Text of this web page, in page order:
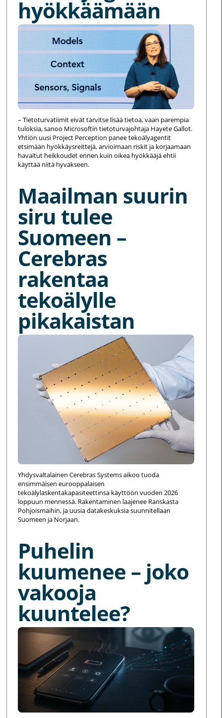
hyökkäämään
– Tietoturvatiimit eivät tarvitse lisää tietoa, vaan parempia
tuloksia, sanoo Microsoftin tietoturvajohtaja Hayete Gallot.
Yhtiön uusi Project Perception panee tekoälyagentit
etsimään hyökkäysreittejä, arvioimaan riskit ja korjaamaan
havaitut heikkoudet ennen kuin oikea hyökkääjä ehtii
käyttää niitä hyväkseen.
Maailman suurin
siru tulee
Suomeen –
Cerebras
rakentaa
tekoälylle
pikakaistan
Yhdysvaltalainen Cerebras Systems aikoo tuoda
ensimmäisen eurooppalaisen
tekoälylaskentakapasiteettinsa käyttöön vuoden 2026
loppuun mennessä. Rakentaminen laajenee Ranskasta
Pohjoismaihin, ja uusia datakeskuksia suunnitellaan
Suomeen ja Norjaan.
Puhelin
kuumenee – joko
vakooja
kuuntelee?